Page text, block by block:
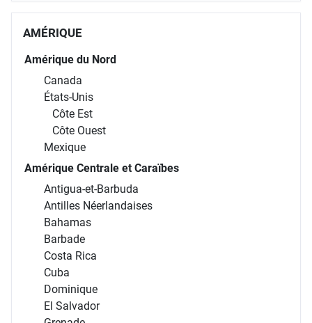
AMÉRIQUE
Amérique du Nord
Canada
États-Unis
Côte Est
Côte Ouest
Mexique
Amérique Centrale et Caraïbes
Antigua-et-Barbuda
Antilles Néerlandaises
Bahamas
Barbade
Costa Rica
Cuba
Dominique
El Salvador